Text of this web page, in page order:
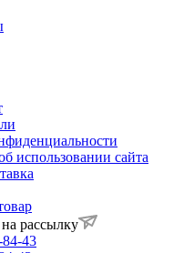
использовании сайта
рассылку
43